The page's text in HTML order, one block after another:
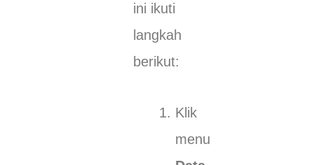
ini ikuti
langkah
berikut:
Klik
menu